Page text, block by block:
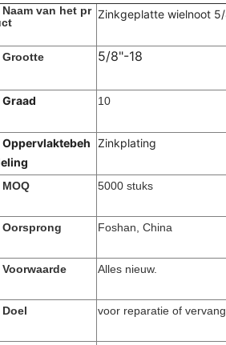
Naam van het pr Zinkgeplatte wielnoot
Grootte 5/8"-18
Graad 10
Oppervlaktebeh Zinkplating
MOQ 5000 stuks
Oorsprong Foshan, China
Voorwaarde Alles nieuw.
Doel voor reparatie of